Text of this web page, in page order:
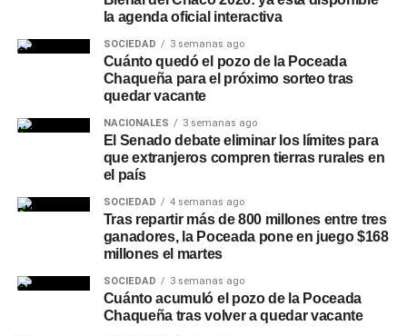
Además del Préstamo Express, la plataforma ofrece el
$15.000.000, plazos de hasta 24 meses y tasa fija, y el
Préstamo Anticipo en 3 cuotas, pensado para
necesidades puntuales de corto plazo. Para el sector
privado, el Préstamo +Profesionales permite acceder
hasta $30.000.000 con plazos de hasta 24 meses y tasa
fija, mientras que la línea +Comercios está destinada a
comercios adheridos a
$30.000.000, libre destino y gestión 100% online. A estas
opciones se suman otras líneas de gestión presencial,
como la consolidación de deudas y
cuotas, para financiar compras en comercios adheridos
de rubros como construcción, turismo, motos, bicicletas,
hogar y náutica.
la agenda oficial interactiva
SOCIEDAD 3 semanas ago
Cuánto quedó el pozo de la Poceada
Chaqueña para el próximo sorteo tras
quedar vacante
NACIONALES 3 semanas ago
El Senado debate eliminar los límites para
que extranjeros compren tierras rurales en
el país
SOCIEDAD 4 semanas ago
Tras repartir más de 800 millones entre tres
ganadores, la Poceada pone en juego $168
millones el martes
SOCIEDAD 3 semanas ago
Cuánto acumuló el pozo de la Poceada
Chaqueña tras volver a quedar vacante